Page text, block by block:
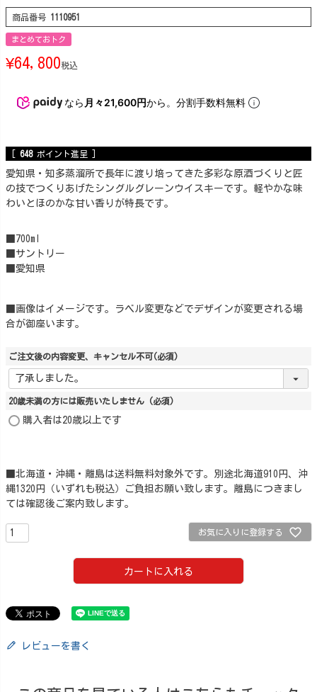
商品番号 1110951
まとめておトク
¥64,800税込
なら 月々21,600円から。分割手数料無料
648 ポイント進呈 ]
愛知県・知多蒸溜所で長年に渡り培ってきた多彩な原酒づくりと匠
の技でつくりあげたシングルグレーンウイスキーです。軽やかな味
わいとほのかな甘い香りが特長です。
■700ml
■サントリー
■愛知県
■画像はイメージです。ラベル変更などでデザインが変更される場
合が御座います。
ご注文後の内容変更、キャンセル不可 (必須)
20歳未満の方には販売いたしません (必須)
購入者は20歳以上です
■北海道・沖縄・離島は送料無料対象外です。別途北海道910円、沖
縄1320円（いずれも税込）ご負担お願い致します。離島につきまし
ては確認後ご案内致します。
お気に入りに登録する
カートに入れる
レビューを書く